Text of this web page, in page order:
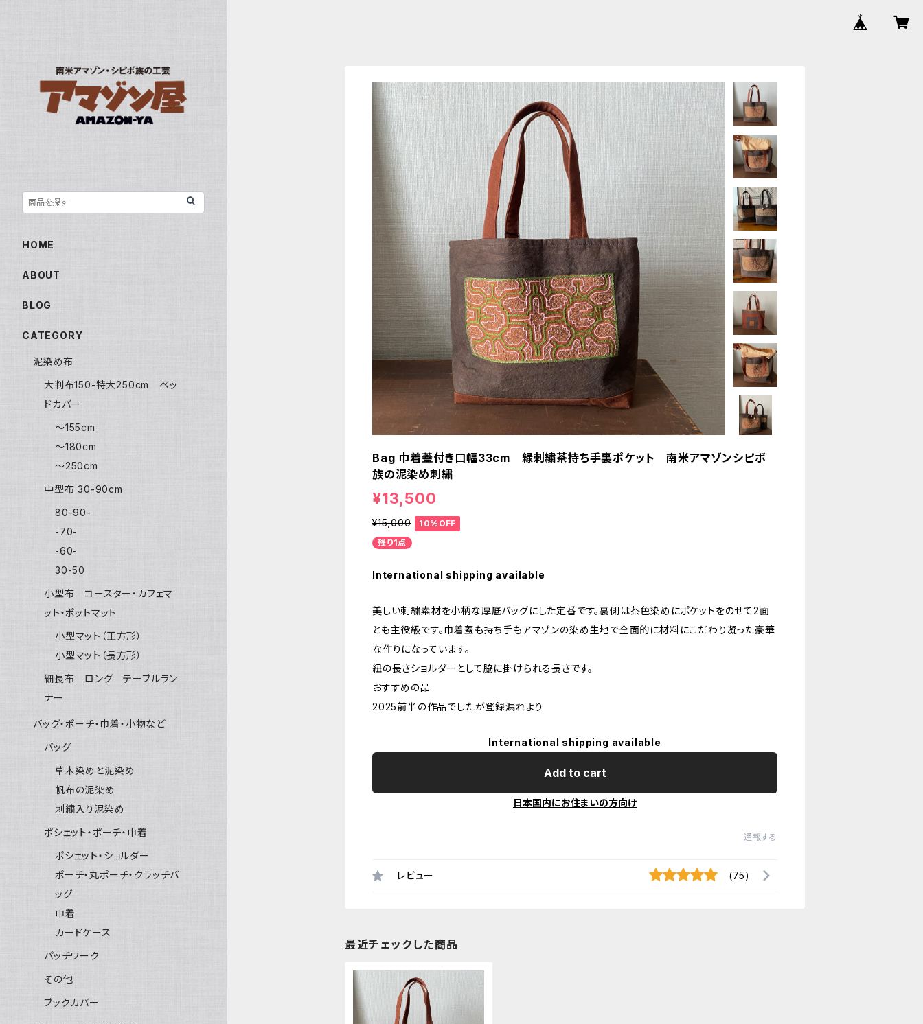
Bag 巾着蓋付き口幅33cm 緑刺繍茶持ち手裏ポケット 南米アマゾンシピボ
族の泥染め刺繍
¥13,500
¥15,000
10%OFF
残り1点
International shipping available
美しい刺繍素材を小柄な厚底バッグにした定番です。裏側は茶色染めにポケットをのせて2面
とも主役級です。巾着蓋も持ち手もアマゾンの染め生地で全面的に材料にこだわり凝った豪華
な作りになっています。
紐の長さショルダーとして脇に掛けられる長さです。
おすすめの品
2025前半の作品でしたが登録漏れより
International shipping available
Add to cart
日本国内にお住まいの方向け
通報する
レビュー (75)
最近チェックした商品
HOME
ABOUT
BLOG
CATEGORY
泥染め布
大判布150-特大250cm ベッ
ドカバー
〜155cm
〜180cm
〜250cm
中型布 30-90cm
80-90-
-70-
-60-
30-50
小型布 コースター・カフェマ
ット・ポットマット
小型マット（正方形）
小型マット（長方形）
細長布 ロング テーブルラン
ナー
バッグ・ポーチ・巾着・小物など
バッグ
草木染めと泥染め
帆布の泥染め
刺繍入り泥染め
ポシェット・ポーチ・巾着
ポシェット・ショルダー
ポーチ・丸ポーチ・クラッチバ
ッグ
巾着
カードケース
パッチワーク
その他
ブックカバー